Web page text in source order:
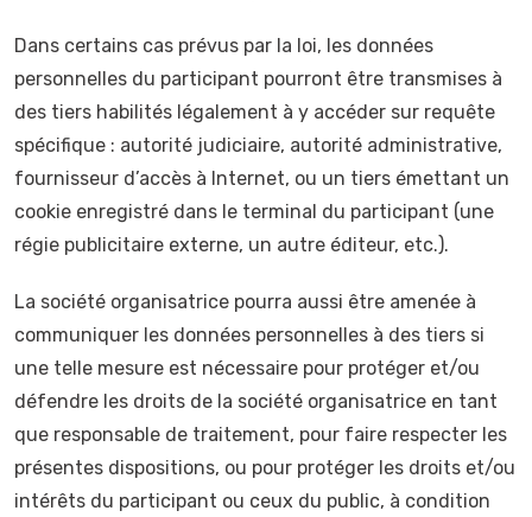
Dans certains cas prévus par la loi, les données
personnelles du participant pourront être transmises à
des tiers habilités légalement à y accéder sur requête
spécifique : autorité judiciaire, autorité administrative,
fournisseur d’accès à Internet, ou un tiers émettant un
cookie enregistré dans le terminal du participant (une
régie publicitaire externe, un autre éditeur, etc.).
La société organisatrice pourra aussi être amenée à
communiquer les données personnelles à des tiers si
une telle mesure est nécessaire pour protéger et/ou
défendre les droits de la société organisatrice en tant
que responsable de traitement, pour faire respecter les
présentes dispositions, ou pour protéger les droits et/ou
intérêts du participant ou ceux du public, à condition